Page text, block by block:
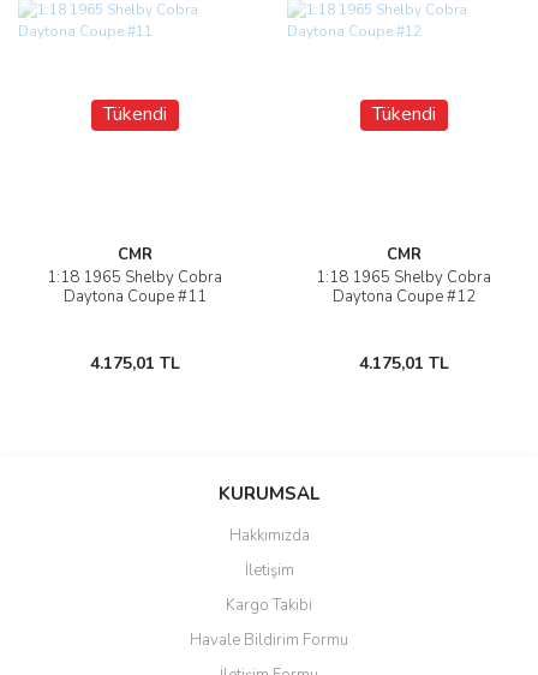
Tükendi
CMR
1:18 1965 Shelby Cobra
Daytona Coupe #11
4.175,01 TL
Tükendi
CMR
1:18 1965 Shelby Cobra
Daytona Coupe #12
4.175,01 TL
KURUMSAL
Hakkımızda
İletişim
Kargo Takibi
Havale Bildirim Formu